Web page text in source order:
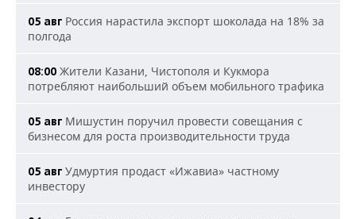
05 авг Россия нарастила экспорт шоколада на 18% за
полгода
08:00 Жители Казани, Чистополя и Кукмора
потребляют наибольший объем мобильного трафика
05 авг Мишустин поручил провести совещания с
бизнесом для роста производительности труда
05 авг Удмуртия продаст «Ижавиа» частному
инвестору